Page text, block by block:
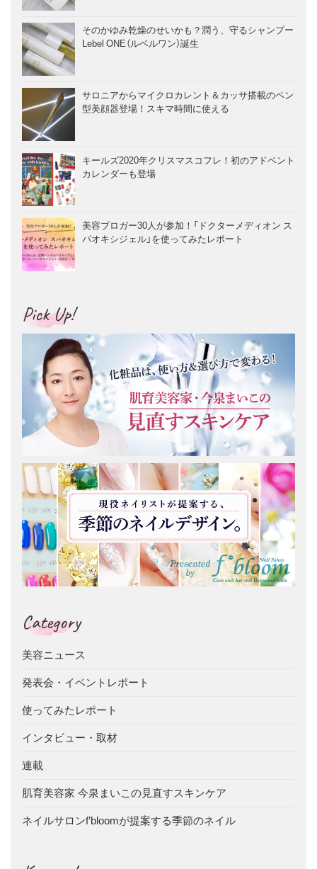
そのかゆみ乾燥のせいかも？潤う、守るシャンプー
Lebel ONE（ルベルワン）誕生
サロニアからマイクロカレント＆カッサ搭載のペン
型美顔器登場！スキマ時間に使える
キールズ2020年クリスマスコフレ！初のアドベント
カレンダーも登場
美容ブロガー30人が参加！「ドクターメディオン ス
パオキシジェル」を使ってみたレポート
Pick Up!
Category
美容ニュース
発表会・イベントレポート
使ってみたレポート
インタビュー・取材
連載
肌育美容家 今泉まいこの見直すスキンケア
ネイルサロンf’bloomが提案する季節のネイル